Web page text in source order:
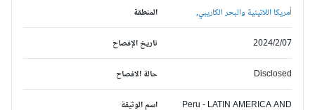
المنطقة أمريكا اللاتينية والبحر الكاريبي,
تاريخ الإفصاح 2024/2/07
حالة الافصاح Disclosed
اسم الوثيقة
Peru - LATIN AMERICA AND